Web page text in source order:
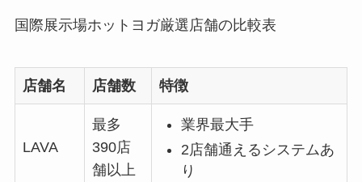
国際展示場ホットヨガ厳選店舗の比較表
店舗名 店舗数 特徴
LAVA
最多
390店
舗以上
業界最大手
2店舗通えるシステムあ
り